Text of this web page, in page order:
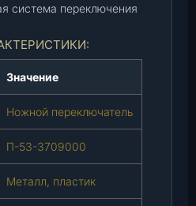
система переключения
Значение
Ножной переключатель
П-53-3709000
Металл, пластик